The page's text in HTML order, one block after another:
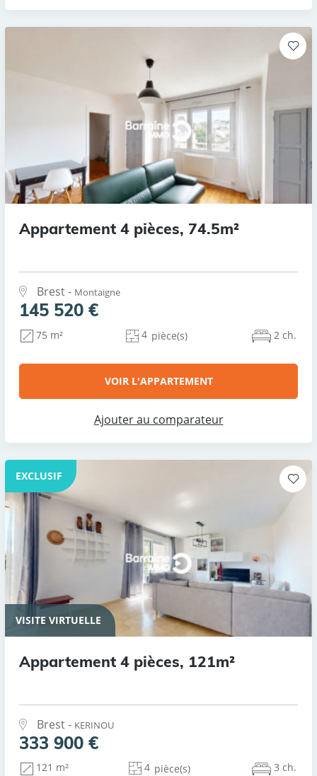
Appartement 4 pièces, 74.5m²
Brest - Montaigne
145 520 €
75 m² 4 pièce(s) 2 ch.
VOIR L'APPARTEMENT
Ajouter au comparateur
EXCLUSIF
VISITE VIRTUELLE
Appartement 4 pièces, 121m²
Brest - KERINOU
333 900 €
121 m² 4 pièce(s) 3 ch.